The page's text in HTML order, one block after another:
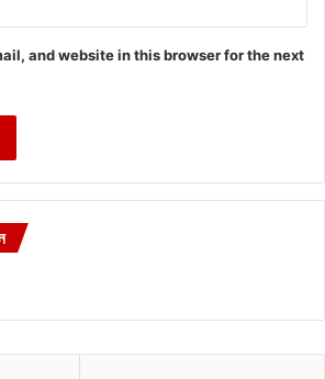
and website in this browser for the next